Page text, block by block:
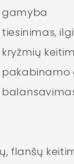
gamyba
tiesinimas,
flanšų